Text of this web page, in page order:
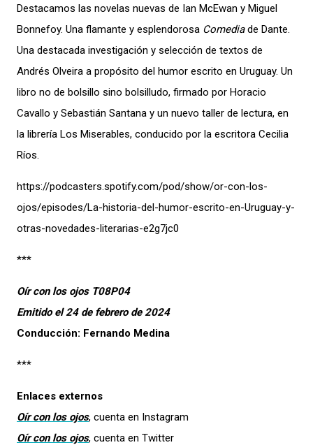
Destacamos las novelas nuevas de Ian McEwan y Miguel
Bonnefoy. Una flamante y esplendorosa Comediade Dante.
Una destacada investigación y selección de textos de
Andrés Olveira a propósito del humor escrito en Uruguay. Un
libro no de bolsillo sino bolsilludo, firmado por Horacio
Cavallo y Sebastián Santana y un nuevo taller de lectura, en
la librería Los Miserables, conducido por la escritora Cecilia
Ríos.
https://podcasters.spotify.com/pod/show/or-con-los-
ojos/episodes/La-historia-del-humor-escrito-en-Uruguay-y-
otras-novedades-literarias-e2g7jc0
***
Oír con los ojos T08P04
Emitido el 24 de febrero de 2024
Conducción: Fernando Medina
***
Enlaces externos
Oír con los ojos, cuenta en Instagram
Oír con los ojos, cuenta en Twitter